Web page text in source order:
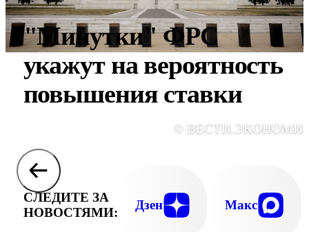
"Минутки" ФРС
укажут на вероятность
повышения ставки
©
СЛЕДИТЕ ЗА
НОВОСТЯМИ:
Дзен Макс